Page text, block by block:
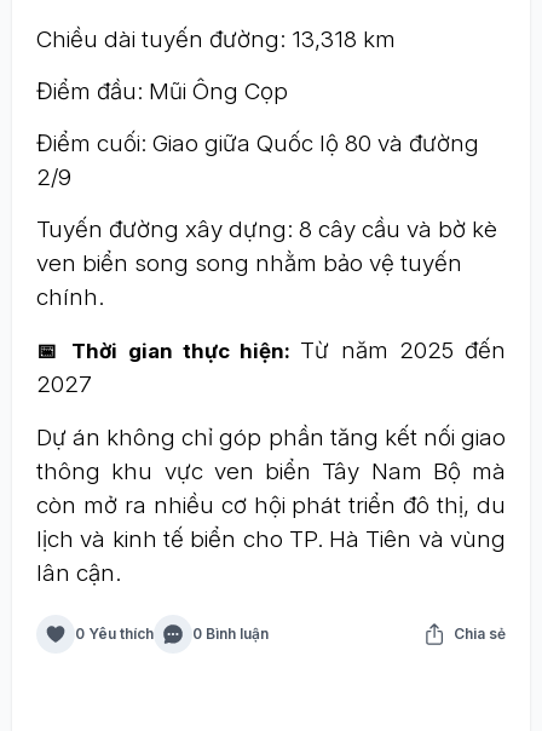
Chiều dài tuyến đường: 13,318 km
Điểm đầu: Mũi Ông Cọp
Điểm cuối: Giao giữa Quốc lộ 80 và đường
2/9
Tuyến đường xây dựng: 8 cây cầu và bờ kè
ven biển song song nhằm bảo vệ tuyến
chính.
📅 Thời gian thực hiện: Từ năm 2025 đến
2027
Dự án không chỉ góp phần tăng kết nối giao
thông khu vực ven biển Tây Nam Bộ mà
còn mở ra nhiều cơ hội phát triển đô thị, du
lịch và kinh tế biển cho TP. Hà Tiên và vùng
lân cận.
0 Yêu thích 0 Bình luận Chia sẻ